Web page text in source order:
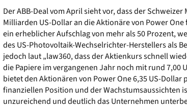
Der ABB-Deal vom April sieht vor, dass der
Milliarden US-Dollar an die Aktionäre von Power
ein erheblicher Aufschlag von mehr als 50 Prozent,
des US-Photovoltaik-Wechselrichter-Herstellers als
jedoch laut „law360, dass der Aktienkurs schnell
die Papiere im vergangenen Jahr noch mit rund 7,00
bietet den Aktionären von Power One 6,35 US-Dollar
finanziellen Position und der Wachstumsaussichten
unzureichend und deutlich das Unternehmen